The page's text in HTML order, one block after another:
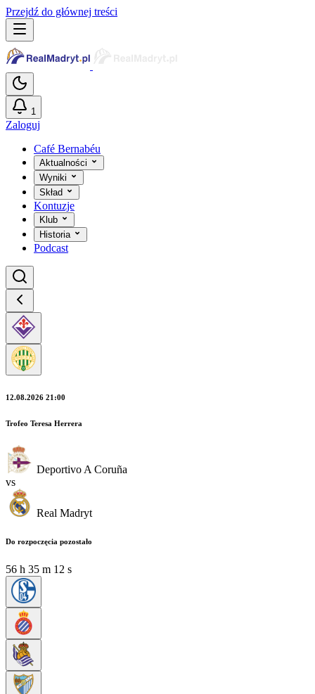
Przejdź do głównej treści
1
Zaloguj
Café Bernabéu
Aktualności
Wyniki
Skład
Kontuzje
Klub
Historia
Podcast
12.08.2026 21:00
Trofeo Teresa Herrera
Deportivo A Coruña
vs
Real Madryt
Do rozpoczęcia pozostało
56 h 35 m 12 s